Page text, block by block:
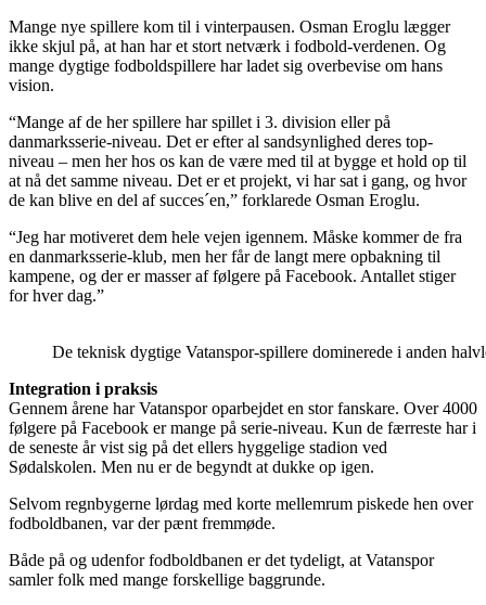
Mange nye spillere kom til i vinterpausen. Osman Eroglu lægger
ikke skjul på, at han har et stort netværk i fodbold-verdenen. Og
mange dygtige fodboldspillere har ladet sig overbevise om hans
vision.
“Mange af de her spillere har spillet i 3. division eller på
danmarksserie-niveau. Det er efter al sandsynlighed deres top-
niveau – men her hos os kan de være med til at bygge et hold op til
at nå det samme niveau. Det er et projekt, vi har sat i gang, og hvor
de kan blive en del af succes´en,” forklarede Osman Eroglu.
“Jeg har motiveret dem hele vejen igennem. Måske kommer de fra
en danmarksserie-klub, men her får de langt mere opbakning til
kampene, og der er masser af følgere på Facebook. Antallet stiger
for hver dag.”
De teknisk dygtige Vatanspor-spillere dominerede i anden
Integration i praksis
Gennem årene har Vatanspor oparbejdet en stor fanskare. Over 4000
følgere på Facebook er mange på serie-niveau. Kun de færreste har i
de seneste år vist sig på det ellers hyggelige stadion ved
Sødalskolen. Men nu er de begyndt at dukke op igen.
Selvom regnbygerne lørdag med korte mellemrum piskede hen over
fodboldbanen, var der pænt fremmøde.
Både på og udenfor fodboldbanen er det tydeligt, at Vatanspor
samler folk med mange forskellige baggrunde.